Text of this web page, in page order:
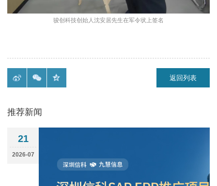
骏创科技创始人沈安居先生在军令状上签名
返回列表
推荐新闻
21
2026-07